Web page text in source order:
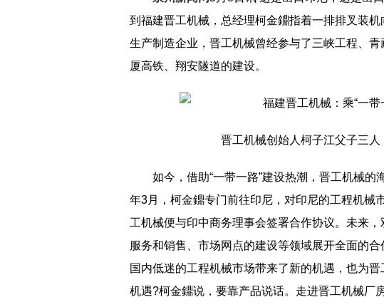
到福建晋工机械，总经理柯金鐤指着一排排叉装
生产制造企业，晋工机械曾经参与了三峡工程、
厦高铁、翔安隧道的建设。
晋工机械创始人柯子江父子三
如今，借助“一带一路”建设热潮，晋工机械
年3月，柯金鐤专门前往印尼，对印尼的工程机械
工机械便与印中商务理事会签署合作协议。未来
服务和销售、市场网点的建设等领域展开全面的
国内低迷的工程机械市场带来了新的机遇，也为
机遇?柯金鐤说，要靠产品说话。走进晋工机械厂